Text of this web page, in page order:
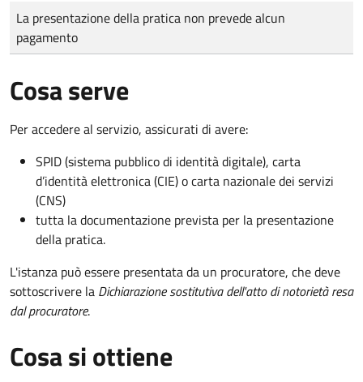
Tipo di pagamento
Importo
La presentazione della pratica non prevede alcun
pagamento
Cosa serve
Per accedere al servizio, assicurati di avere:
SPID (sistema pubblico di identità digitale), carta
d’identità elettronica (CIE) o carta nazionale dei servizi
(CNS)
tutta la documentazione prevista per la presentazione
della pratica.
L'istanza può essere presentata da un procuratore, che deve
sottoscrivere la Dichiarazione sostitutiva dell'atto di notorietà resa
dal procuratore.
Cosa si ottiene